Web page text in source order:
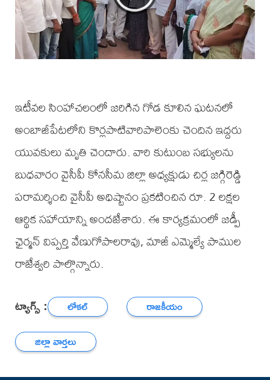
ఇటీవల సింహాచలంలో జరిగిన గోడ కూలిన ఘటనలో
అంబాజీపేటలోని కొర్లపాటివారిపాలెంకు చెందిన ఇద్దరు
యువకులు మృతి చెందారు. వారి కుటుంబ సభ్యులను
బుధవారం వైసీపీ కోనసీమ జిల్లా అధ్యక్షుడు చిర్ల జగ్గిరెడ్డి
పరామర్శించి వైసీపీ అధిష్టానం ప్రకటించిన రూ. 2 లక్షల
ఆర్థిక సహాయాన్ని అందజేశారు. ఈ కార్యక్రమంలో జడ్పీ
ఛైర్మన్ విప్పర్తి వేణుగోపాలరావు, మాజీ ఎమ్మెల్యే పాముల
రాజేశ్వరి పాల్గొన్నారు.
ట్యాగ్స్ : లోకల్
రాజకీయం
జిల్లా వార్తలు